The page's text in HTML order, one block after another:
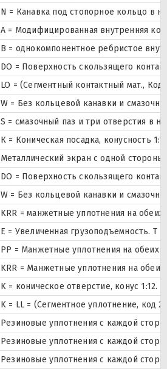
N = Канавка под стопорное кольцо в
A = Модифицированная внутренняя
B = однокомпонентное ребристое
DO = Поверхность скользящего
LO = (Сегментный контактный мат.,
W = Без кольцевой канавки и
S = смазочный паз и три отверстия в
К = Коническая посадка, конусность
Металлический экран с одной стороны.
DO = Поверхность скользящего
W = Без кольцевой канавки и
KRR = манжетные уплотнения на
E = Увеличенная грузоподъемность. T
PP = Манжетные уплотнения на
KRR = Манжетные уплотнения на
K = коническое отверстие, конус
K = LL = (Сегментное уплотнение, код
Резиновые уплотнения с каждой
Резиновые уплотнения с каждой
Резиновые уплотнения с каждой